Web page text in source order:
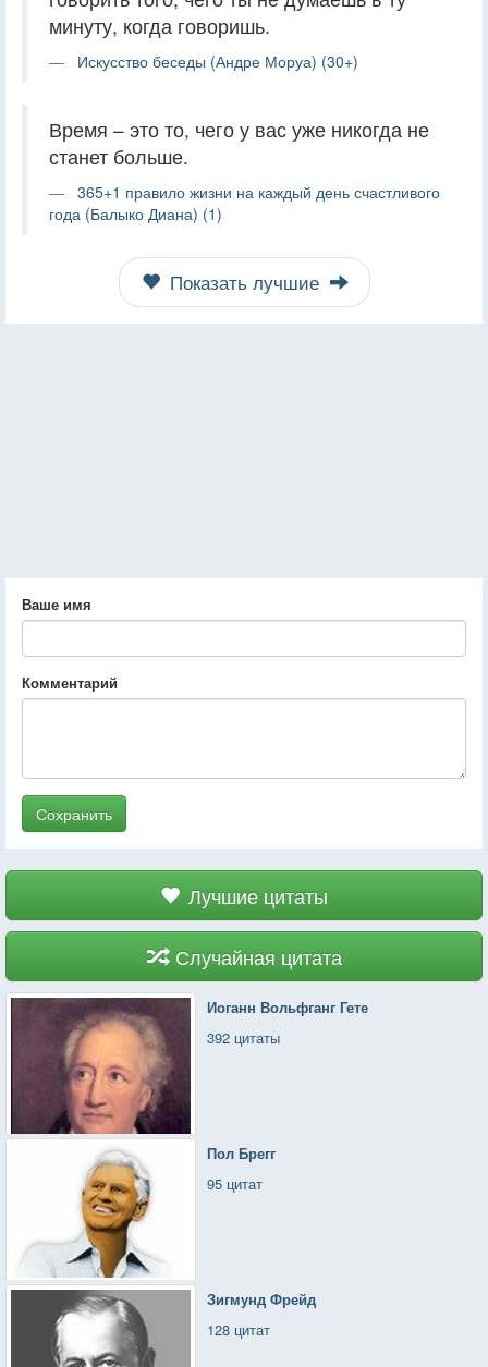
минуту, когда говоришь.
Искусство беседы (Андре Моруа) (30+)
Время – это то, чего у вас уже никогда не
станет больше.
365+1 правило жизни на каждый день счастливого
года (Балыко Диана) (1)
Показать лучшие
Ваше имя
Комментарий
Сохранить
Лучшие цитаты
Случайная цитата
Иоганн Вольфганг Гете
392 цитаты
Пол Брегг
95 цитат
Зигмунд Фрейд
128 цитат